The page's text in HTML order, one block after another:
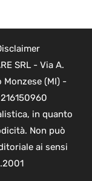
SRL - Via A.
Monzese (MI) -
in quanto
Non può
ai sensi